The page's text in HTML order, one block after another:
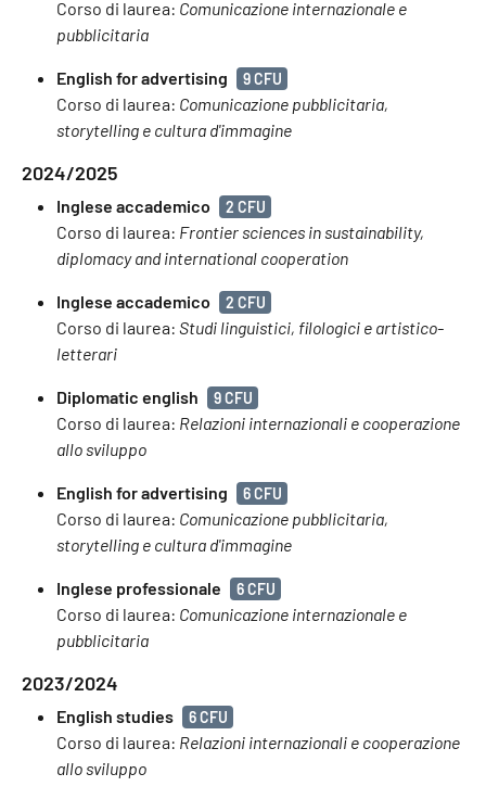
Corso di laurea: Comunicazione internazionale e
pubblicitaria
English for advertising 9 CFU
Corso di laurea: Comunicazione pubblicitaria,
storytelling e cultura d'immagine
2024/2025
Inglese accademico 2 CFU
Corso di laurea: Frontier sciences in sustainability,
diplomacy and international cooperation
Inglese accademico 2 CFU
Corso di laurea: Studi linguistici, filologici e artistico-
letterari
Diplomatic english 9 CFU
Corso di laurea: Relazioni internazionali e cooperazione
allo sviluppo
English for advertising 6 CFU
Corso di laurea: Comunicazione pubblicitaria,
storytelling e cultura d'immagine
Inglese professionale 6 CFU
Corso di laurea: Comunicazione internazionale e
pubblicitaria
2023/2024
English studies 6 CFU
Corso di laurea: Relazioni internazionali e cooperazione
allo sviluppo